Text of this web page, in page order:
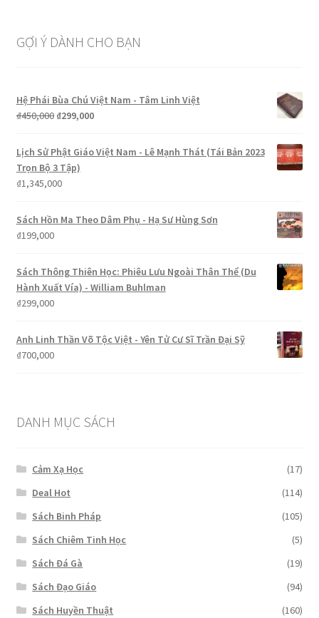
GỢI Ý DÀNH CHO BẠN
Hệ Phái Bùa Chú Việt Nam - Tâm Linh Việt
₫450,000 Giá
là:
₫450,000.
₫299,000Giá
tại
Lịch Sử Phật Giáo Việt Nam - Lê Mạnh Thát (Tái Bản 2023
Trọn Bộ 3 Tập)
₫1,345,000
Sách Hồn Ma Theo Dâm Phụ - Hạ Sư Hùng Sơn
₫199,000
Sách Thông Thiên Học: Phiêu Lưu Ngoài Thân Thể (Du
Hành Xuất Vía) - William Buhlman
₫299,000
Anh Linh Thần Võ Tộc Việt - Yên Tử Cư Sĩ Trần Đại Sỹ
₫700,000
DANH MỤC SÁCH
Cảm Xạ Học
(17)
Deal Hot
(114)
Sách Binh Pháp
(105)
Sách Chiêm Tinh Học
(5)
Sách Đá Gà
(19)
Sách Đạo Giáo
(94)
Sách Huyền Thuật
(160)